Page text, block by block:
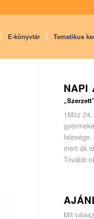
E-könyvtár Tematikus
NAPI
1Móz
felesége.
mert ők
Tovább
Mit